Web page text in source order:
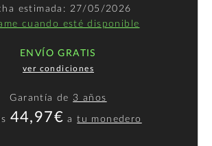
estimada: 27/05/2026
cuando esté disponible
ENVÍO GRATIS
ver condiciones
Garantía de 3 años
44,97€ atu monedero